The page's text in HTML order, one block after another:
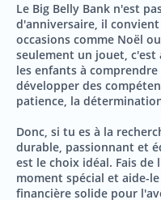
Le Big Belly Bank n'est
d'anniversaire, il
occasions comme Noël
seulement un jouet,
les enfants à
développer des
patience, la
Donc, si tu es à la
durable, passionnant et
est le choix idéal. Fais
moment spécial et aide-
financière solide pour